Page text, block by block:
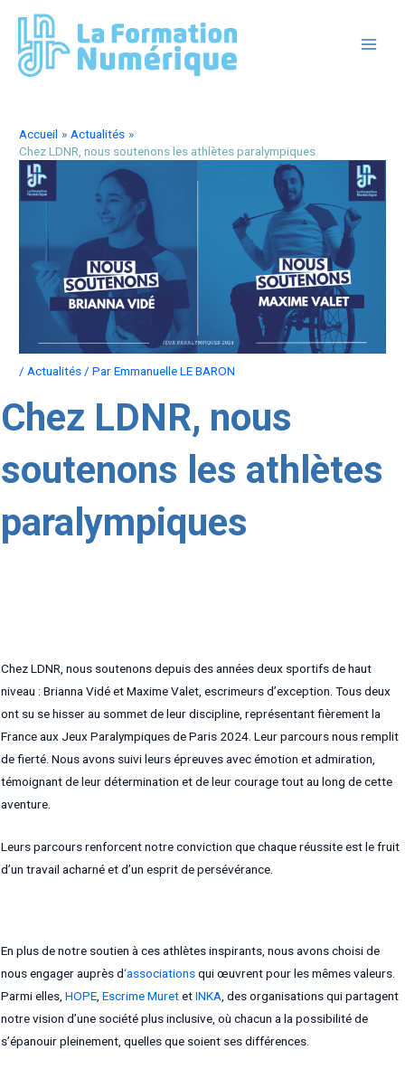
contenu
Accueil
Actualités
Chez LDNR, nous soutenons les athlètes paralympiques
/ Actualités / ParEmmanuelle LE BARON
Chez LDNR, nous
soutenons les athlètes
paralympiques
Chez LDNR, nous soutenons depuis des années deux sportifs de haut
niveau : Brianna Vidé et Maxime Valet, escrimeurs d’exception. Tous deux
ont su se hisser au sommet de leur discipline, représentant fièrement la
France aux Jeux Paralympiques de Paris 2024. Leur parcours nous remplit
de fierté. Nous avons suivi leurs épreuves avec émotion et admiration,
témoignant de leur détermination et de leur courage tout au long de cette
aventure.
Leurs parcours renforcent notre conviction que chaque réussite est le fruit
d’un travail acharné et d’un esprit de persévérance.
En plus de notre soutien à ces athlètes inspirants, nous avons choisi de
nous engager auprès d‘associationsqui œuvrent pour les mêmes valeurs.
Parmi elles,HOPE ,Escrime MuretetINKA , des organisations qui partagent
notre vision d’une société plus inclusive, où chacun a la possibilité de
s’épanouir pleinement, quelles que soient ses différences.